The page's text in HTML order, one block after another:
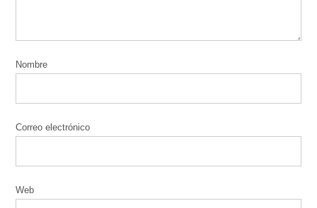
Nombre
Correo electrónico
Web